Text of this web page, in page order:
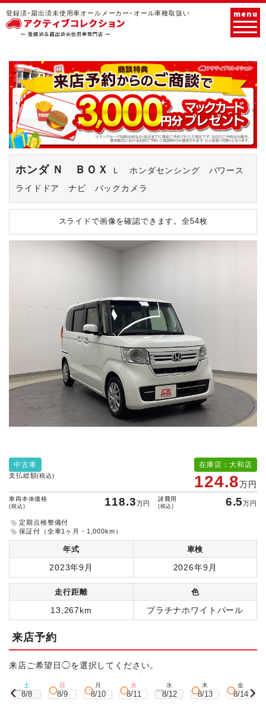
登録済･届出済未使用車オールメーカー･オール車種取扱い menu
ホンダ Ｎ ＢＯＸ
Ｌ ホンダセンシング パワース
ライドドア ナビ バックカメラ
スライドで画像を確認できます。全54枚
在庫店：大和店
中古車
支払総額(税込) 124.8万円
車両本体価格
(税込) 118.3万円
諸費用
(税込) 6.5万円
定期点検整備付
保証付（全車1ヶ月・1,000km）
年式 車検
2023年9月 2026年9月
走行距離 色
13,267km プラチナホワイトパール
来店予約
来店ご希望日◯を選択してください。
土
8/8
日
8/9
月
8/10
火
8/11
水
8/12
木
8/13
金
8/14